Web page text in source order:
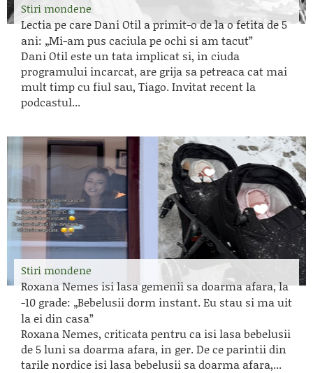
Stiri mondene
Lectia pe care Dani Otil a primit-o de la o fetita de 5
ani: „Mi-am pus caciula pe ochi si am tacut”
Dani Otil este un tata implicat si, in ciuda
programului incarcat, are grija sa petreaca cat mai
mult timp cu fiul sau, Tiago. Invitat recent la
podcastul...
Stiri mondene
Roxana Nemes isi lasa gemenii sa doarma afara, la
-10 grade: „Bebelusii dorm instant. Eu stau si ma uit
la ei din casa”
Roxana Nemes, criticata pentru ca isi lasa bebelusii
de 5 luni sa doarma afara, in ger. De ce parintii din
tarile nordice isi lasa bebelusii sa doarma afara,...